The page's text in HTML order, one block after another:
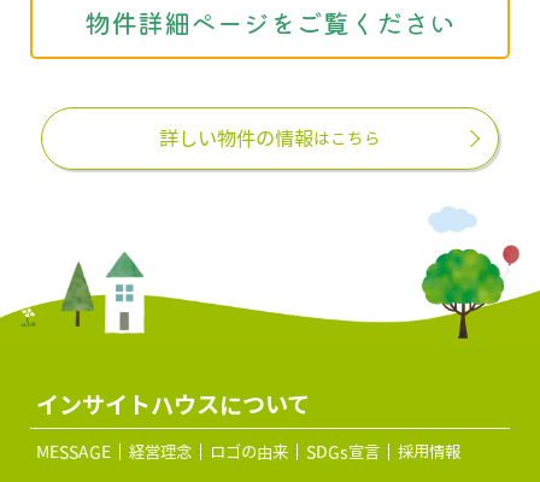
物件詳細ページをご覧ください
詳しい物件の情報はこちら
インサイトハウスについて
MESSAGE 経営理念 ロゴの由来 SDGs宣言 採用情報